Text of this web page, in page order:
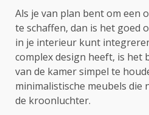
Als je van plan bent om een
te schaffen, dan is het goed
in je interieur kunt
complex design heeft, is het
van de kamer simpel te
minimalistische meubels die
de kroonluchter.